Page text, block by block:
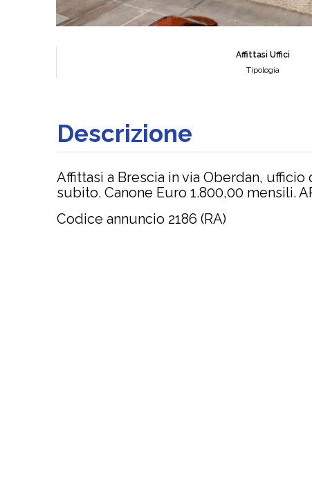
Affittasi Uffici
Tipologia
Descrizione
Affittasi a Brescia in via Oberdan,
subito. Canone Euro 1.800,00 mensili.
Codice annuncio 2186 (RA)